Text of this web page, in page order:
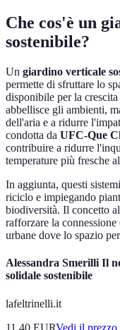
Che cos'è un
sostenibile?
Un giardino verticale
permette di sfruttare lo
disponibile per la
abbellisce gli ambienti,
dell'aria e a ridurre
condotta da UFC-Que
contribuire a ridurre
temperature più fresche
In aggiunta, questi
riciclo e impiegando
biodiversità. Il concetto
rafforzare la
urbane dove lo spazio
Alessandra Smerilli Il
solidale sostenibile
lafeltrinelli.it
11.40 EURVedi il prezzo